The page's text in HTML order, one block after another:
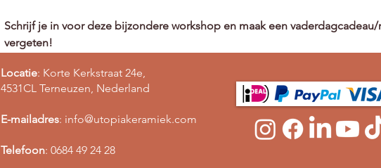
Schrijf je in voor deze bijzondere workshop en maak een
vergeten!
Locatie: Korte Kerkstraat 24e,
4531CL Terneuzen, Nederland
E-mailadres: info@utopiakeramiek.com
Telefoon: 0684 49 24 28